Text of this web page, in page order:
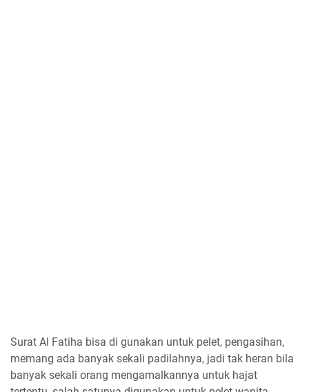
Surat Al Fatiha bisa di gunakan untuk pelet, pengasihan,
memang ada banyak sekali padilahnya, jadi tak heran bila
banyak sekali orang mengamalkannya untuk hajat